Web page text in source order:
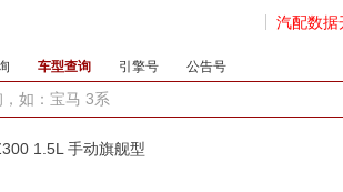
汽配数据
车型查询 引擎号 公告号
1.5L 手动旗舰型